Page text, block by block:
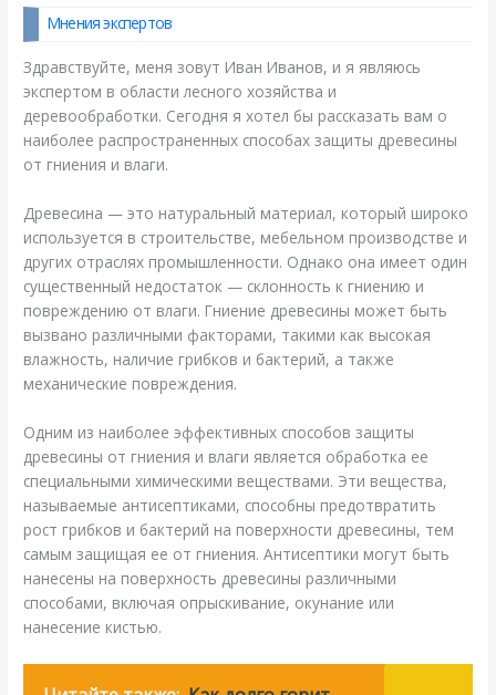
Мнения экспертов
Здравствуйте, меня зовут Иван Иванов, и я являюсь
экспертом в области лесного хозяйства и
деревообработки. Сегодня я хотел бы рассказать вам о
наиболее распространенных способах защиты древесины
от гниения и влаги.
Древесина — это натуральный материал, который широко
используется в строительстве, мебельном производстве и
других отраслях промышленности. Однако она имеет один
существенный недостаток — склонность к гниению и
повреждению от влаги. Гниение древесины может быть
вызвано различными факторами, такими как высокая
влажность, наличие грибков и бактерий, а также
механические повреждения.
Одним из наиболее эффективных способов защиты
древесины от гниения и влаги является обработка ее
специальными химическими веществами. Эти вещества,
называемые антисептиками, способны предотвратить
рост грибков и бактерий на поверхности древесины, тем
самым защищая ее от гниения. Антисептики могут быть
нанесены на поверхность древесины различными
способами, включая опрыскивание, окунание или
нанесение кистью.